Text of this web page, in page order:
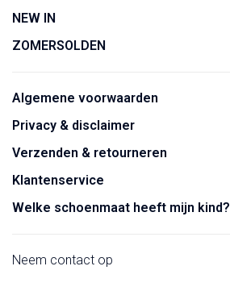
NEW IN
ZOMERSOLDEN
Algemene voorwaarden
Privacy & disclaimer
Verzenden & retourneren
Klantenservice
Welke schoenmaat heeft mijn kind?
Neem contact op